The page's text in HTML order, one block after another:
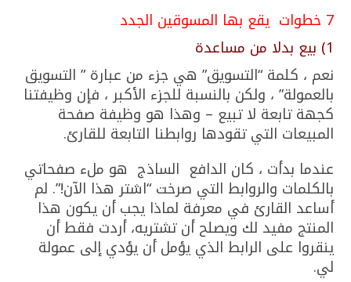
7 خطوات يقع بها المسوقين الجدد
1) بيع بدلا من مساعدة
نعم ، كلمة “التسويق” هي جزء من عبارة ” التسويق
بالعمولة” ، ولكن بالنسبة للجزء الأكبر ، فإن وظيفتنا
كجهة تابعة لا تبيع – وهذا هو وظيفة صفحة
المبيعات التي تقودها روابطنا التابعة للقارئ.
عندما بدأت ، كان الدافع الساذج هو ملء صفحاتي
بالكلمات والروابط التي صرخت “اشتر هذا الآن!”. لم
أساعد القارئ في معرفة لماذا يجب أن يكون هذا
المنتج مفيد لك ويصلح أن تشتريه، أردت فقط أن
ينقروا على الرابط الذي يؤمل أن يؤدي إلى عمولة
لي.